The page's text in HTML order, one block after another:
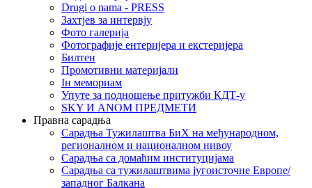
Drugi o nama - PRESS
Захтјев за интервју
Фото галерија
Фотографије ентеријера и екстеријера
Билтен
Промотивни материјали
Iн мемориам
Упуте за подношење притужби КДТ-у
SKY И ANOM ПРЕДМЕТИ
Правна сарадња
Сарадња Тужилаштва БиХ на међународном,
регионалном и националном нивоу
Сарадња са домаћим институцијама
Сарадња са тужилаштвима југоисточне Европе/
западног Балкана